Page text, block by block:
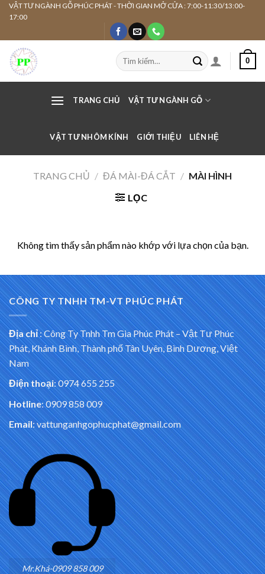
SkipVẬT TƯ NGÀNH GỖ PHÚC PHÁT - THỜI GIAN MỞ CỬA : 7:00-11:30/13:00-
17:00
Tìm
kiếm:
0
TRANG CHỦ VẬT TƯ NGÀNH GỖ
VẬT TƯ NHÔM KÍNH GIỚI THIỆU LIÊN HỆ
TRANG CHỦ / ĐÁ MÀI-ĐÁ CẮT / MÀI HÌNH
LỌC
Không tìm thấy sản phẩm nào khớp với lựa chọn của bạn.
CÔNG TY TNHH TM-VT PHÚC PHÁT
Địa chỉ:Công Ty Tnhh Tm Gia Phúc Phát – Vật Tư Phúc
Phát, Khánh Bình, Thành phố Tân Uyên, Bình Dương, Việt
Nam
Điện thoại: 0974 655 255
Hotline: 0909 858 009
Email: vattunganhgophucphat@gmail.com
Mr.Khá-0909 858 009